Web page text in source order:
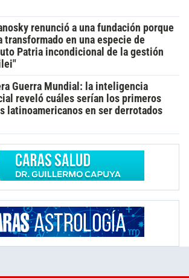
renunció a una fundación porque
transformado en una especie de
Patria incondicional de la gestión
Guerra Mundial: la inteligencia
reveló cuáles serían los primeros
latinoamericanos en ser derrotados